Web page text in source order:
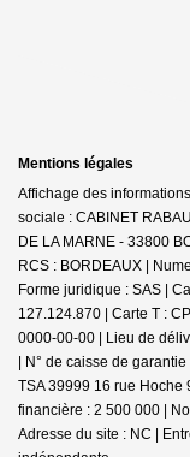
Mentions légales
Affichage des
sociale : CABINET
DE LA MARNE - 33800
RCS : BORDEAUX |
Forme juridique : SAS |
127.124.870 | Carte T :
0000-00-00 | Lieu de
| N° de caisse de
TSA 39999 16 rue Hoche
financière : 2 500 000 |
Adresse du site : NC |